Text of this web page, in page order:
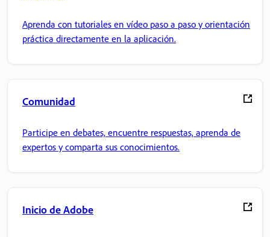
Aprenda con tutoriales en vídeo paso a paso y orientación
práctica directamente en la aplicación.
Comunidad
Participe en debates, encuentre respuestas, aprenda de
expertos y comparta sus conocimientos.
Inicio de Adobe